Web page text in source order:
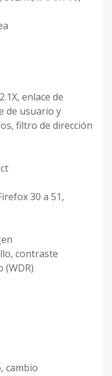
enlace de
de usuario y
filtro de dirección
30 a 51,
contraste
(WDR)
cambio